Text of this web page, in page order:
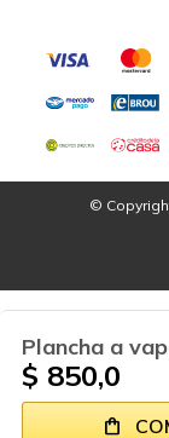
Plancha a
$ 850,0
©